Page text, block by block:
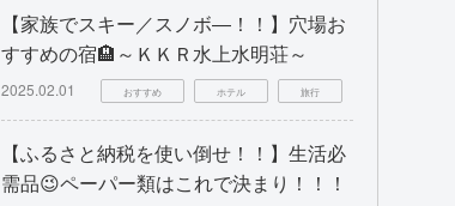
【家族でスキー／スノボ―！！】穴場お
すすめの宿🏨～ＫＫＲ水上水明荘～
2025.02.01 おすすめ ホテル 旅行
【ふるさと納税を使い倒せ！！】生活必
需品😉ペーパー類はこれで決まり！！！